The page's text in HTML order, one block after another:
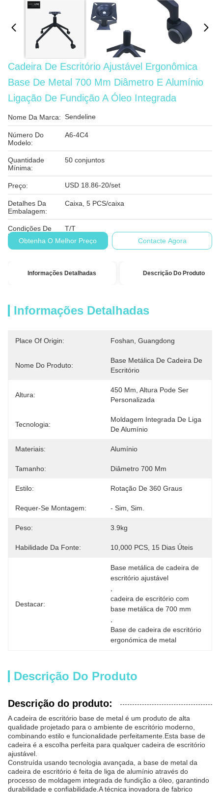
Cadeira De Escritório Ajustável Ergonômica
Base De Metal 700 Mm Diâmetro E Alumínio
Ligação De Fundição A Óleo Integrada
Nome Da Marca: Sendeline
Número Do
Modelo:
A6-4C4
Quantidade
Mínima:
50 conjuntos
Preço: USD 18.86-20/set
Detalhes Da
Embalagem:
Caixa, 5 PCS/caixa
Condições De
Pagamento:
T/T
Obtenha O Melhor Preço
Contacte Agora
Informações Detalhadas Descrição Do Produto
Informações Detalhadas
Place Of Origin: Foshan, Guangdong
Nome Do Produto:
Base Metálica De Cadeira De
Escritório
Altura:
450 Mm, Altura Pode Ser
Personalizada
Tecnologia:
Moldagem Integrada De Liga
De Alumínio
Materiais: Alumínio
Tamanho: Diâmetro 700 Mm
Estilo: Rotação De 360 Graus
Requer-Se Montagem: - Sim, Sim.
Peso: 3.9kg
Habilidade Da Fonte: 10,000 PCS, 15 Dias Úteis
Destacar:
Base metálica de cadeira de
escritório ajustável
cadeira de escritório com
base metálica de 700 mm
Base de cadeira de escritório
ergonómica de metal
Descrição Do Produto
Descrição do produto:
A cadeira de escritório base de metal é um produto de alta
qualidade projetado para o ambiente de escritório moderno,
combinando estilo e funcionalidade perfeitamente.Esta base de
cadeira é a escolha perfeita para qualquer cadeira de escritório
ajustável.
Construída usando tecnologia avançada, a base de metal da
cadeira de escritório é feita de liga de alumínio através do
processo de moldagem integrada de fundição a óleo, garantindo
durabilidade e confiabilidade.A técnica inovadora de fabrico